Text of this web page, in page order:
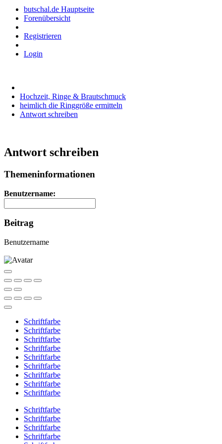
butschal.de Hauptseite
Forenübersicht
Registrieren
Login
Hochzeit, Ringe & Brautschmuck
heimlich die Ringgröße ermitteln
Antwort schreiben
Antwort schreiben
Themeninformationen
Benutzername:
Beitrag
Benutzername
Schriftfarbe
Schriftfarbe
Schriftfarbe
Schriftfarbe
Schriftfarbe
Schriftfarbe
Schriftfarbe
Schriftfarbe
Schriftfarbe
Schriftfarbe
Schriftfarbe
Schriftfarbe
Schriftfarbe